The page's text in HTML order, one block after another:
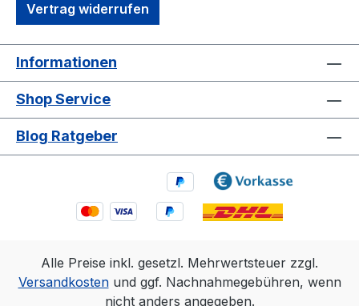
Vertrag widerrufen
Informationen
Shop Service
Blog Ratgeber
Alle Preise inkl. gesetzl. Mehrwertsteuer zzgl.
Versandkostenund ggf. Nachnahmegebühren, wenn
nicht anders angegeben.